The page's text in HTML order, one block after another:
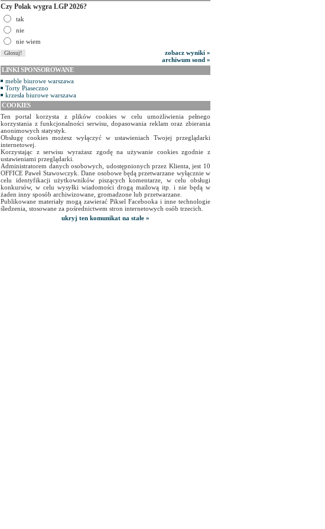
Czy Polak wygra LGP 2026?
tak
nie
nie wiem
zobacz wyniki »
archiwum sond »
LINKI SPONSOROWANE
meble biurowe warszawa
Torty Piaseczno
krzesła biurowe warszawa
COOKIES
Ten portal korzysta z plików cookies w celu umożliwienia pełnego
korzystania z funkcjonalności serwisu, dopasowania reklam oraz zbierania
anonimowych statystyk.
Obsługę cookies możesz wyłączyć w ustawieniach Twojej przeglądarki
internetowej.
Korzystając z serwisu wyrażasz zgodę na używanie cookies zgodnie z
ustawieniami przeglądarki.
Administratorem danych osobowych, udostępnionych przez Klienta, jest 10
OFFICE Paweł Stawowczyk. Dane osobowe będą przetwarzane wyłącznie w
celu identyfikacji użytkowników piszących komentarze, w celu obsługi
konkursów, w celu wysyłki wiadomości drogą mailową itp. i nie będą w
żaden inny sposób archiwizowane, gromadzone lub przetwarzane.
Publikowane materiały mogą zawierać Piksel Facebooka i inne technologie
śledzenia, stosowane za pośrednictwem stron internetowych osób trzecich.
ukryj ten komunikat na stałe »